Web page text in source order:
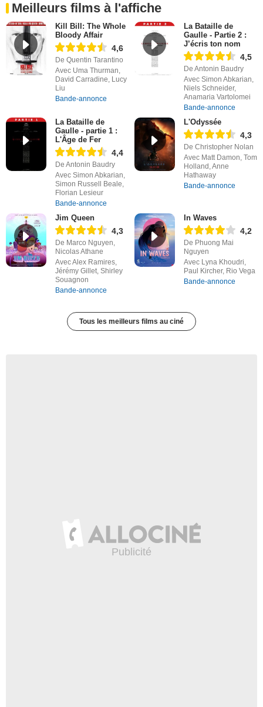
Meilleurs films à l'affiche
Kill Bill: The Whole
Bloody Affair
4,6
De Quentin Tarantino
Avec Uma Thurman,
David Carradine, Lucy
Liu
Bande-annonce
La Bataille de
Gaulle - Partie 2 :
J’écris ton nom
4,5
De Antonin Baudry
Avec Simon Abkarian,
Niels Schneider,
Anamaria Vartolomei
Bande-annonce
La Bataille de
Gaulle - partie 1 :
L'Âge de Fer
4,4
De Antonin Baudry
Avec Simon Abkarian,
Simon Russell Beale,
Florian Lesieur
Bande-annonce
L'Odyssée
4,3
De Christopher Nolan
Avec Matt Damon, Tom
Holland, Anne
Hathaway
Bande-annonce
Jim Queen
4,3
De Marco Nguyen,
Nicolas Athane
Avec Alex Ramires,
Jérémy Gillet, Shirley
Souagnon
Bande-annonce
In Waves
4,2
De Phuong Mai
Nguyen
Avec Lyna Khoudri,
Paul Kircher, Rio Vega
Bande-annonce
Tous les meilleurs films au ciné